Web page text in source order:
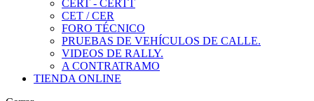
CERT - CERTT
CET / CER
FORO TÉCNICO
PRUEBAS DE VEHÍCULOS DE CALLE.
VIDEOS DE RALLY.
A CONTRATRAMO
TIENDA ONLINE